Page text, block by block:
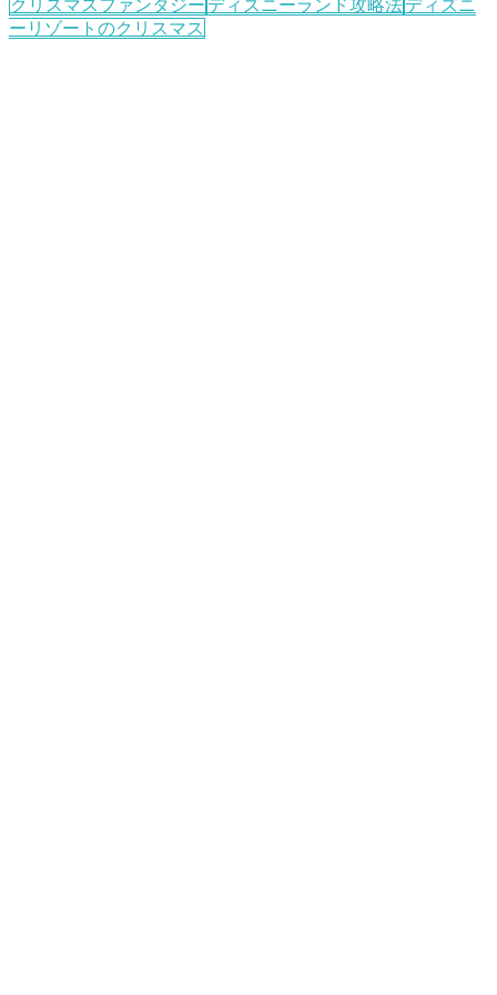
クリスマスファンタジー ディズニーランド攻略法ディズニ
ーリゾートのクリスマス